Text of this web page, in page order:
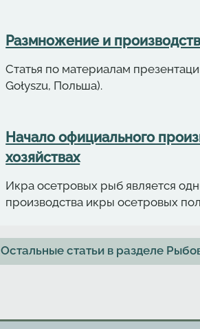
Размножение и
Статья по материалам
Gołyszu, Польша).
Начало официального
хозяйствах
Икра осетровых рыб является
производства икры осетровых
Остальные статьи в разделе